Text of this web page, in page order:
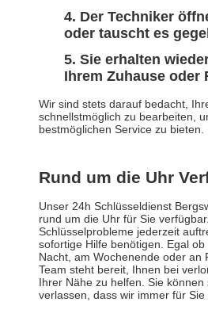
Der Techniker
oder tauscht es
Sie erhalten
Ihrem Zuhause oder
Wir sind stets darauf bedacht,
schnellstmöglich zu bearbeiten,
bestmöglichen Service zu bieten.
Rund um die Uhr
Unser 24h Schlüsseldienst
rund um die Uhr für Sie
Schlüsselprobleme jederzeit
sofortige Hilfe benötigen. Egal
Nacht, am Wochenende oder an
Team steht bereit, Ihnen bei
Ihrer Nähe zu helfen. Sie können
verlassen, dass wir immer für Sie